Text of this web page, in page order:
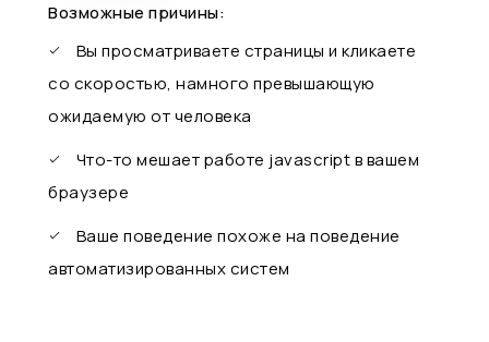
Возможные причины:
Вы просматриваете страницы и кликаете
со скоростью, намного превышающую
ожидаемую от человека
Что-то мешает работе javascript в вашем
браузере
Ваше поведение похоже на поведение
автоматизированных систем